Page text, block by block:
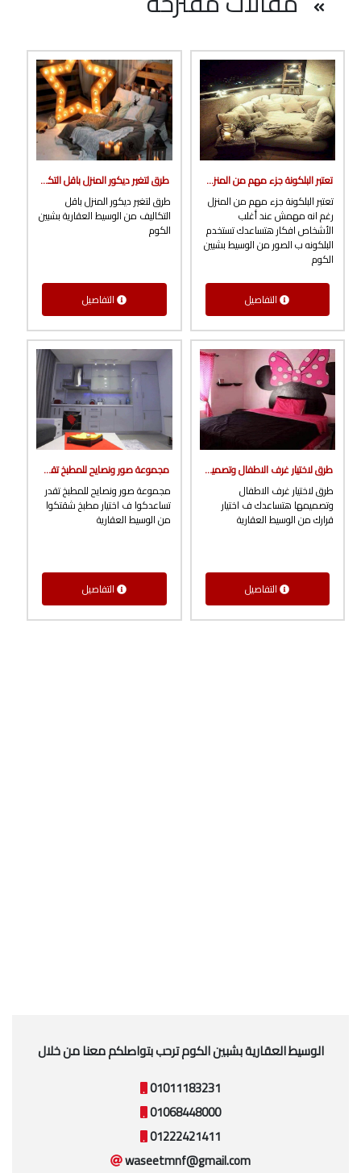
تعتبر البلكونة جزء مهم من المنزل رغم انه مهمش عند أغلب الأشخاص افكار هتساعدك تستخدم البلكونه ب الصور من الوسيط بشبين الكوم
تعتبر البلكونة جزء مهم من المنزل
رغم انه مهمش عند أغلب
الأشخاص افكار هتساعدك تستخدم
البلكونه ب الصور من الوسيط بشبين
الكوم
التفاصيل
طرق لتغير ديكور المنزل باقل التكاليف من الوسيط العقارية بشبين الكوم
طرق لتغير ديكور المنزل باقل
التكاليف من الوسيط العقارية بشبين
الكوم
التفاصيل
طرق لاختيار غرف الاطفال وتصميمها هتساعدك ف اختيار قرارك من الوسيط العقارية
طرق لاختيار غرف الاطفال
وتصميمها هتساعدك ف اختيار
قرارك من الوسيط العقارية
التفاصيل
مجموعة صور ونصايح للمطبخ تقدر تساعدكوا ف اختيار مطبخ شقتكوا من الوسيط العقارية
مجموعة صور ونصايح للمطبخ تقدر
تساعدكوا ف اختيار مطبخ شقتكوا
من الوسيط العقارية
التفاصيل
الوسيط العقارية بشبين الكوم ترحب بتواصلكم معنا من خلال
01011183231
01068448000
01222421411
waseetmnf@gmail.com